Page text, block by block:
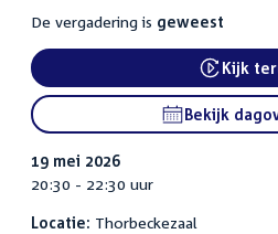
De vergadering is geweest
Kijk
Bekijk
19 mei 2026
20:30 - 22:30 uur
Locatie: Thorbeckezaal